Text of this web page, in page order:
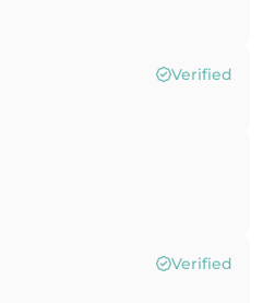
Verified
Verified